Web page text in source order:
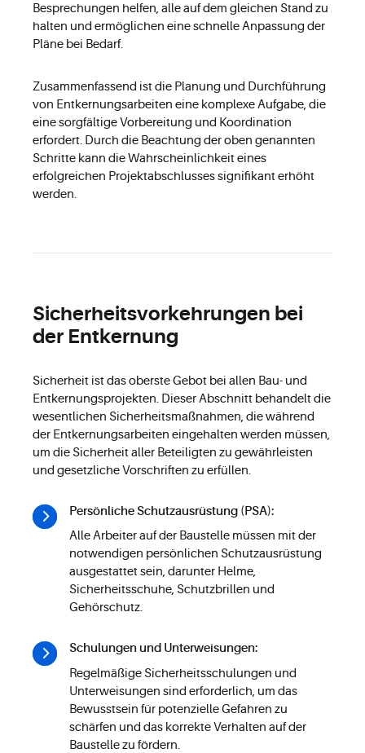
Besprechungen helfen, alle auf dem gleichen Stand zu
halten und ermöglichen eine schnelle Anpassung der
Pläne bei Bedarf.
Zusammenfassend ist die Planung und Durchführung
von Entkernungsarbeiten eine komplexe Aufgabe, die
eine sorgfältige Vorbereitung und Koordination
erfordert. Durch die Beachtung der oben genannten
Schritte kann die Wahrscheinlichkeit eines
erfolgreichen Projektabschlusses signifikant erhöht
werden.
Sicherheits­vorkehrungen bei
der Entkernung
Sicherheit ist das oberste Gebot bei allen Bau- und
Entkernungsprojekten. Dieser Abschnitt behandelt die
wesentlichen Sicherheitsmaßnahmen, die während
der Entkernungsarbeiten eingehalten werden müssen,
um die Sicherheit aller Beteiligten zu gewährleisten
und gesetzliche Vorschriften zu erfüllen.
Persönliche Schutzausrüstung (PSA):
Alle Arbeiter auf der Baustelle müssen mit der
notwendigen persönlichen Schutzausrüstung
ausgestattet sein, darunter Helme,
Sicherheitsschuhe, Schutzbrillen und
Gehörschutz.
Schulungen und Unterweisungen:
Regelmäßige Sicherheitsschulungen und
Unterweisungen sind erforderlich, um das
Bewusstsein für potenzielle Gefahren zu
schärfen und das korrekte Verhalten auf der
Baustelle zu fördern.